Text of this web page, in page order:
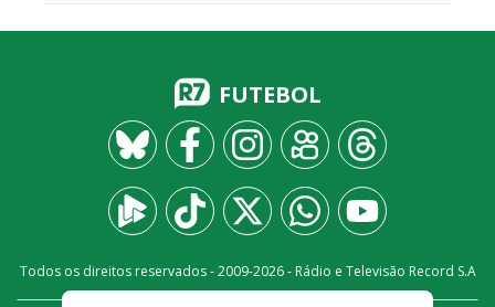
FUTEBOL
Todos os direitos reservados - 2009-2026- Rádio e Televisão Record S.A